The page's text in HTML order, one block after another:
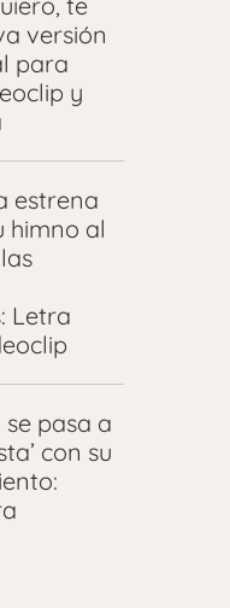
versión
para
y
estrena
himno al
Letra
pasa a
con su